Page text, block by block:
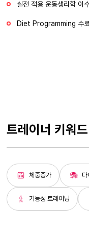
실전 적용 운동생리학 이
Diet Programming 수료
트레이너 키워드
체중증가
기능성 트레이닝